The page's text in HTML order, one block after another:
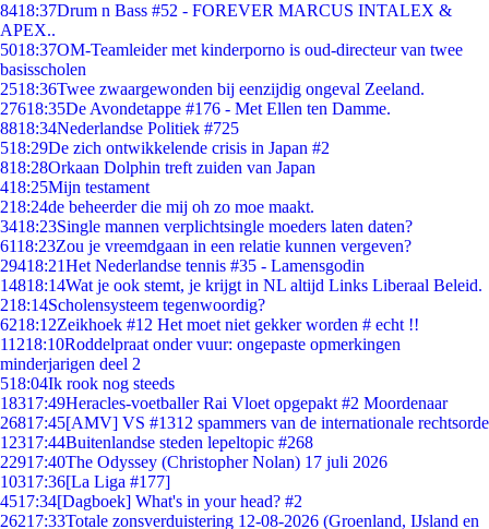
8418:37Drum n Bass #52 - FOREVER MARCUS INTALEX &
APEX..
5018:37OM-Teamleider met kinderporno is oud-directeur van twee
basisscholen
2518:36Twee zwaargewonden bij eenzijdig ongeval Zeeland.
27618:35De Avondetappe #176 - Met Ellen ten Damme.
8818:34Nederlandse Politiek #725
518:29De zich ontwikkelende crisis in Japan #2
818:28Orkaan Dolphin treft zuiden van Japan
418:25Mijn testament
218:24de beheerder die mij oh zo moe maakt.
3418:23Single mannen verplichtsingle moeders laten daten?
6118:23Zou je vreemdgaan in een relatie kunnen vergeven?
29418:21Het Nederlandse tennis #35 - Lamensgodin
14818:14Wat je ook stemt, je krijgt in NL altijd Links Liberaal Beleid.
218:14Scholensysteem tegenwoordig?
6218:12Zeikhoek #12 Het moet niet gekker worden # echt !!
11218:10Roddelpraat onder vuur: ongepaste opmerkingen
minderjarigen deel 2
518:04Ik rook nog steeds
18317:49Heracles-voetballer Rai Vloet opgepakt #2 Moordenaar
26817:45[AMV] VS #1312 spammers van de internationale rechtsorde
12317:44Buitenlandse steden lepeltopic #268
22917:40The Odyssey (Christopher Nolan) 17 juli 2026
10317:36[La Liga #177]
4517:34[Dagboek] What's in your head? #2
26217:33Totale zonsverduistering 12-08-2026 (Groenland, IJsland en